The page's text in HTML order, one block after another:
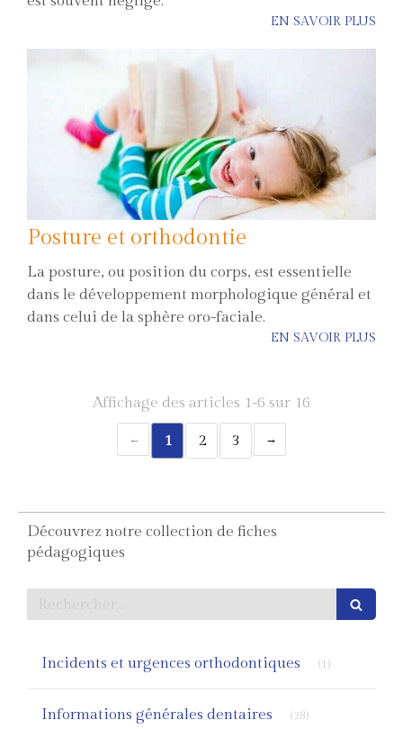
EN SAVOIR PLUS
Posture et orthodontie
La posture, ou position du corps, est essentielle
dans le développement morphologique général et
dans celui de la sphère oro-faciale.
EN SAVOIR PLUS
Affichage des articles 1-6 sur 16
1 2 3
Découvrez notre collection de fiches
pédagogiques
Incidents et urgences orthodontiques (1)
Informations générales dentaires (28)